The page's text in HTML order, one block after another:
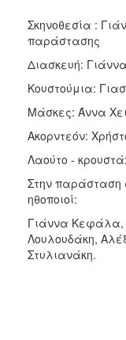
Σκηνοθεσία :
παράστασης
Διασκευή:
Κουστούμια:
Μάσκες: Άννα
Ακορντεόν:
Λαούτο -
Στην παράσταση
ηθοποιοί:
Γιάννα Κεφάλα,
Λουλουδάκη,
Στυλιανάκη.